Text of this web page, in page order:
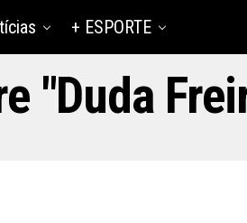
+ ESPORTE
"Duda